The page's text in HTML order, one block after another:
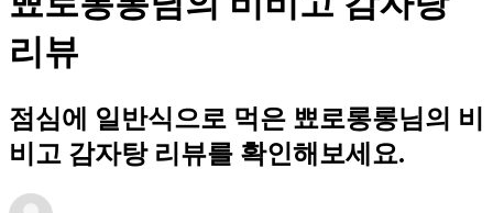
리뷰
점심에 일반식으로 먹은 뾰로롱롱님의 비
비고 감자탕 리뷰를 확인해보세요.